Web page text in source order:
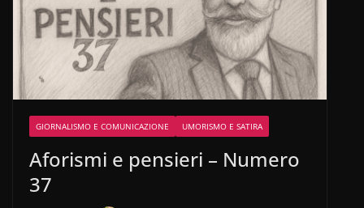
GIORNALISMO E COMUNICAZIONE UMORISMO E SATIRA
Aforismi e pensieri – Numero
37